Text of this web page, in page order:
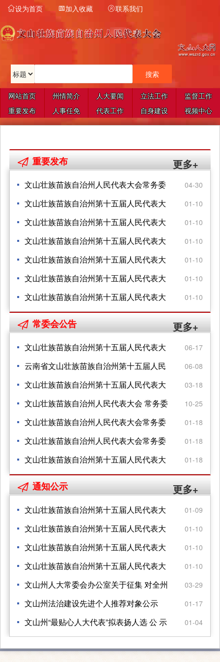
设为首页 加入收藏 联系我们
网站首页 州情简介 人大要闻 立法工作
监督工作
重要发布
人事任免 代表工作 自身建设 视频中心
 重要发布 更多+
文山壮族苗族自治州人民代表大会常务委
员会关于许可对州 第十五届人大代表罗金
福采取强制措施的决定
04-30
文山壮族苗族自治州第十五届人民代表大
会第五次会议公告
01-10
文山壮族苗族自治州第十五届人民代表大
会 第五次会议关于文山州人民检察院 工作
报告的决议
01-10
文山壮族苗族自治州第十五届人民代表大
会 第五次会议关于文山州中级人民法院 工
作报告的决议
01-10
文山壮族苗族自治州第十五届人民代表大
会 第五次会议关于文山州人民代表大会 常
务委员会工作报告的决议
01-10
文山壮族苗族自治州第十五届人民代表大
会 第五次会议关于文山州2024年地方财政
预算 执行情况和2025年地方财政预算的决
议
01-10
文山壮族苗族自治州第十五届人民代表大
会第五次会议 关于文山州2024年国民经济
和社会发展计划执行情况 与2025年国民经
济和社会发展计划的决议
01-10
 常委会公告 更多+
文山壮族苗族自治州第十五届人民代表大
会常务委员会公告
06-17
云南省文山壮族苗族自治州第十五届人民
代表大会 常务委员会公告
06-08
文山壮族苗族自治州第十五届人民代表大
会常务委员会公告
03-18
文山壮族苗族自治州人民代表大会 常务委
员会关于批准文山州2024年州本级 财政预
算调整方案的决议
10-25
文山壮族苗族自治州人民代表大会常务委
员会关于接受刀锦祥同志辞职的决定
01-18
文山壮族苗族自治州人民代表大会常务委
员会 关于接受赵琼同志辞职的决定
01-18
文山壮族苗族自治州第十五届人民代表大
会常务委员会公告
01-18
 通知公示 更多+
文山壮族苗族自治州第十五届人民代表大
会 常务委员会2026年度立法计划
01-09
文山壮族苗族自治州第十五届人民代表大
会 第五次会议关于文山州2024年地方财政
预算 执行情况和2025年地方财政预算的决
议
01-10
文山壮族苗族自治州第十五届人民代表大
会第五次会议公告
01-10
文山壮族苗族自治州第十五届人民代表大
会第五次会议公告
01-10
文山州人大常委会办公室关于征集 对全州
法律援助工作情况 开展专题询问问题的函
03-29
文山州法治建设先进个人推荐对象公示 01-17
文山州“最贴心人大代表”拟表扬人选 公 示 01-04